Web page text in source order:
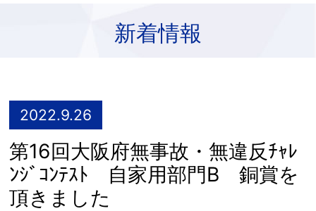
新着情報
2022.9.26
第16回大阪府無事故・無違反ﾁｬﾚ
ﾝｼﾞｺﾝﾃｽﾄ 自家用部門B 銅賞を
頂きました